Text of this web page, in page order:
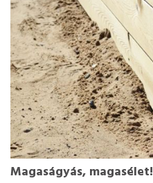
Magaságyás, magasélet!